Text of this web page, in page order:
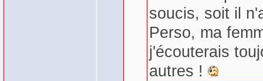
soucis, soit il
Perso, ma
j'écouterais
autres !